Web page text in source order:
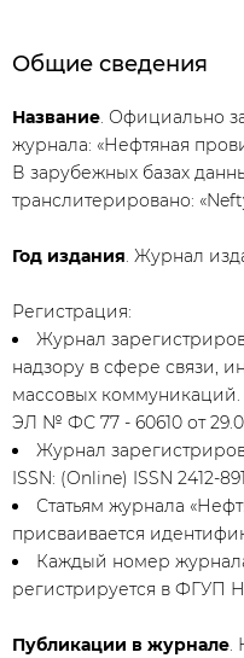
Общие сведения
Название. Официально
журнала: «Нефтяная
В зарубежных базах
транслитерировано:
Год издания. Журнал
Регистрация:
Журнал
надзору в сфере связи,
массовых коммуникаций.
ЭЛ № ФС 77 - 60610 от
Журнал
ISSN: (Online) ISSN 2412-
Статьям журнала
присваивается
Каждый номер
регистрируется в ФГУП
Публикации в журнале.